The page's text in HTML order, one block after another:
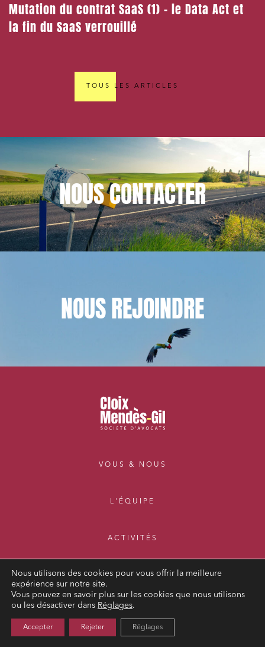
Mutation du contrat SaaS (1) – le Data Act et
la fin du SaaS verrouillé
TOUS LES ARTICLES
NOUSCONTACTER
NOUSREJOINDRE
VOUS & NOUS
L'ÉQUIPE
ACTIVITÉS
ACTUALITÉS
CONTACT
Nous utilisons des cookies pour vous offrir la meilleure
expérience sur notre site.
Vous pouvez en savoir plus sur les cookies que nous utilisons
ou les désactiver dans Réglages.
Accepter Rejeter Réglages